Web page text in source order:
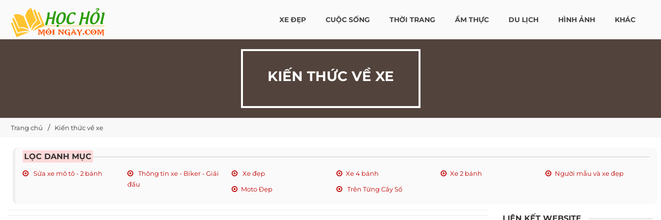
XE ĐẸP CUỘC SỐNG THỜI TRANG ẨM THỰC DU LỊCH HÌNH ẢNH KHÁC
KIẾN THỨC VỀ XE
Trang chủ Kiến thức về xe
LỌC DANH MỤC
Sửa xe mô tô - 2 bánh
Thông tin xe - Biker - Giải
đấu
Xe đẹp Xe 4 bánh Xe 2 bánh
Người mẫu và xe đẹp
Moto Đẹp
Trên Từng Cây Số